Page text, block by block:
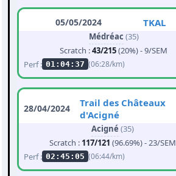
05/05/2024 TKAL
Médréac (35)
Scratch :43/215(20%) - 9/SEM
Perf : 01:04:37 (06:28/km)
28/04/2024
Trail des Châteaux
d'Acigné
Acigné (35)
Scratch : 117/121 (96.69%) - 23/SEM
Perf : 02:45:05 (06:44/km)